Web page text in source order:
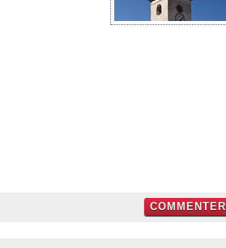
COMMENTER